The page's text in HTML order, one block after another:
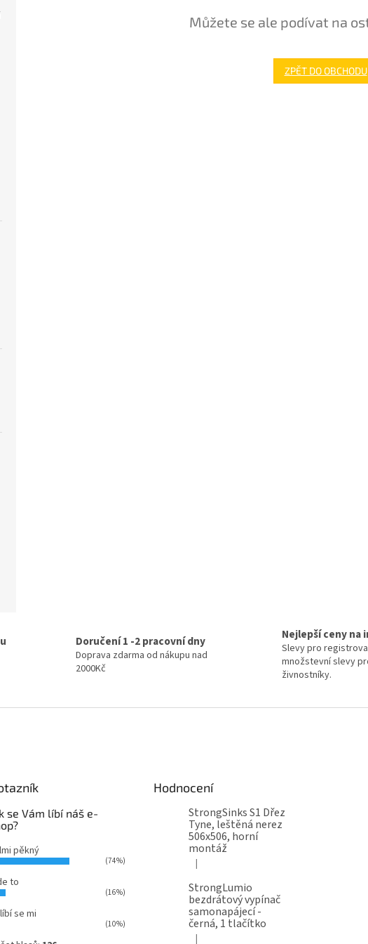
Můžete se ale podívat na
ZPĚT DO OBCHODU
Doručení 1 -2 pracovní dny
Doprava zdarma od nákupu nad
2000Kč
Nejlepší ceny na
Slevy pro
množstevní slevy
živnostníky.
se Vám líbí náš e-
pěkný
(74%)
to
(16%)
se mi
(10%)
Hodnocení
StrongSinks S1 Dřez
Tyne, leštěná nerez
506x506, horní
montáž
Hodnocení produktu je 5 z 5 hvězdiček.
|
StrongLumio
bezdrátový vypínač
samonapájecí -
černá, 1 tlačítko
|